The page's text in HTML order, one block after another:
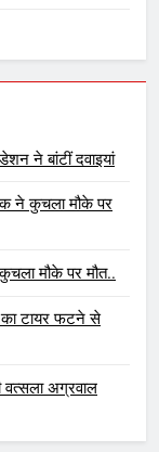
ने बांटीं दवाइयां
ने कुचला मौके पर
मौके पर मौत..
का टायर फटने से
वत्सला अग्रवाल